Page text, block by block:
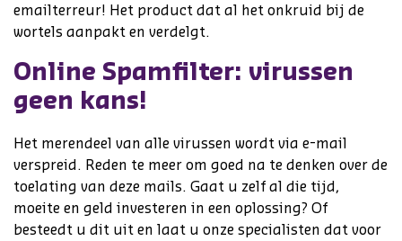
emailterreur! Het product dat al het onkruid bij de
wortels aanpakt en verdelgt.
Online Spamfilter: virussen
geen kans!
Het merendeel van alle virussen wordt via e-mail
verspreid. Reden te meer om goed na te denken over de
toelating van deze mails. Gaat u zelf al die tijd,
moeite en geld investeren in een oplossing? Of
besteedt u dit uit en laat u onze specialisten dat voor